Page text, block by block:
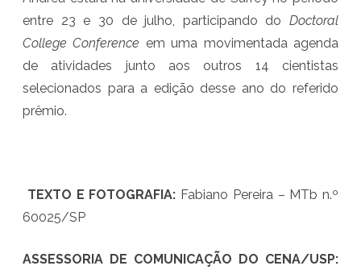
Í
F
I
N
T
entre 23 e 30 de julho, participando do Doctoral
College Conference em uma movimentada agenda
de atividades junto aos outros 14 cientistas
selecionados para a edição desse ano do referido
prêmio.
TEXTO E FOTOGRAFIA: Fabiano Pereira – MTb n.º
60025/SP
ASSESSORIA DE COMUNICAÇÃO DO CENA/USP: